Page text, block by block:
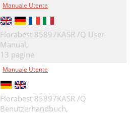
Manuale Utente
Florabest 85897KASR /Q User
Manual,
13 pagine
Manuale Utente
Florabest 85897KASR /Q
Benutzerhandbuch,